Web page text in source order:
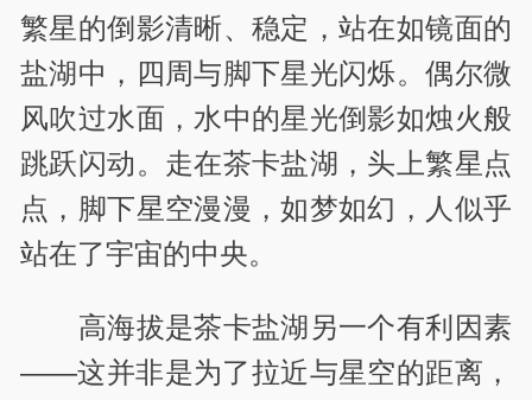
繁星的倒影清晰、稳定，站在如镜面的
盐湖中，四周与脚下星光闪烁。偶尔微
风吹过水面，水中的星光倒影如烛火般
跳跃闪动。走在茶卡盐湖，头上繁星点
点，脚下星空漫漫，如梦如幻，人似乎
站在了宇宙的中央。
高海拔是茶卡盐湖另一个有利因素
——这并非是为了拉近与星空的距离，